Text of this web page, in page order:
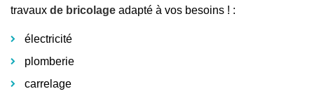
travaux de bricolage adapté à vos besoins ! :
électricité
plomberie
carrelage